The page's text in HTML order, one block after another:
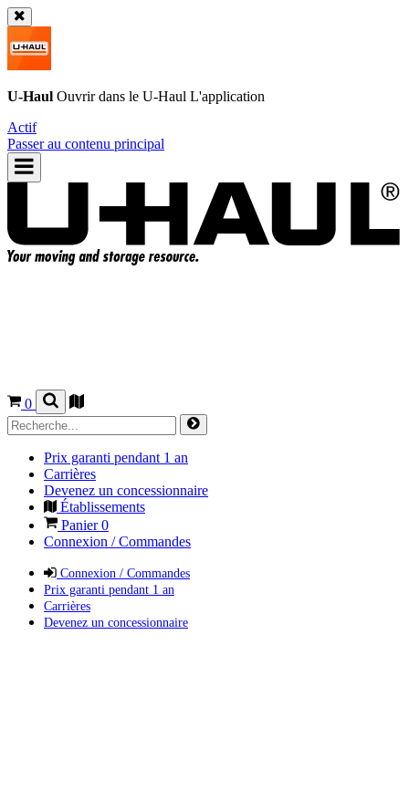
U-Haul Ouvrir dans le U-Haul L'application
Actif
Passer au contenu principal
0
Prix garanti pendant 1 an
Carrières
Devenez un concessionnaire
Établissements
Panier0
Connexion / Commandes
Connexion / Commandes
Prix garanti pendant 1 an
Carrières
Devenez un concessionnaire